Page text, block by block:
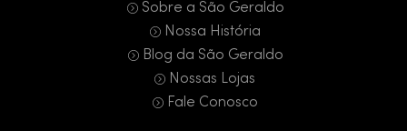
Sobre a São Geraldo
Nossa História
Blog da São Geraldo
Nossas Lojas
Fale Conosco